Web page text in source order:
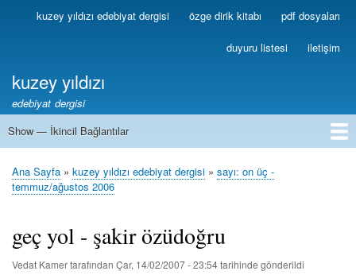
Ana
içeriğe
Birincilkuzey yıldızı edebiyat dergisi özge dirik kitabı pdf dosyaları
duyuru listesi iletişim
kuzey yıldızı
edebiyat dergisi
İkincil
Show — İkincil Bağlantılar
1
2
3
4
5
6
7
8
9
10
11
12
13
Sayfa
Ana Sayfa kuzey yıldızı edebiyat dergisi
sayı: on üç -
temmuz/ağustos 2006
geç yol - şakir özüdoğru
Vedat Kamertarafından Çar, 14/02/2007 - 23:54tarihinde gönderildi